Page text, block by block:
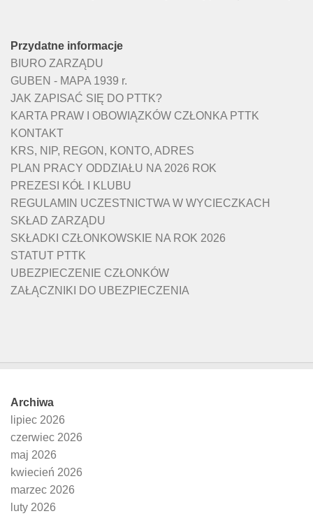
Przydatne informacje
BIURO ZARZĄDU
GUBEN - MAPA 1939 r.
JAK ZAPISAĆ SIĘ DO PTTK?
KARTA PRAW I OBOWIĄZKÓW CZŁONKA PTTK
KONTAKT
KRS, NIP, REGON, KONTO, ADRES
PLAN PRACY ODDZIAŁU NA 2026 ROK
PREZESI KÓŁ I KLUBU
REGULAMIN UCZESTNICTWA W WYCIECZKACH
SKŁAD ZARZĄDU
SKŁADKI CZŁONKOWSKIE NA ROK 2026
STATUT PTTK
UBEZPIECZENIE CZŁONKÓW
ZAŁĄCZNIKI DO UBEZPIECZENIA
Archiwa
lipiec 2026
czerwiec 2026
maj 2026
kwiecień 2026
marzec 2026
luty 2026